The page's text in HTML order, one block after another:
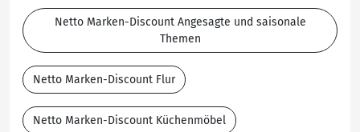
Netto Marken-Discount Angesagte und saisonale
Themen
Netto Marken-Discount Flur
Netto Marken-Discount Küchenmöbel